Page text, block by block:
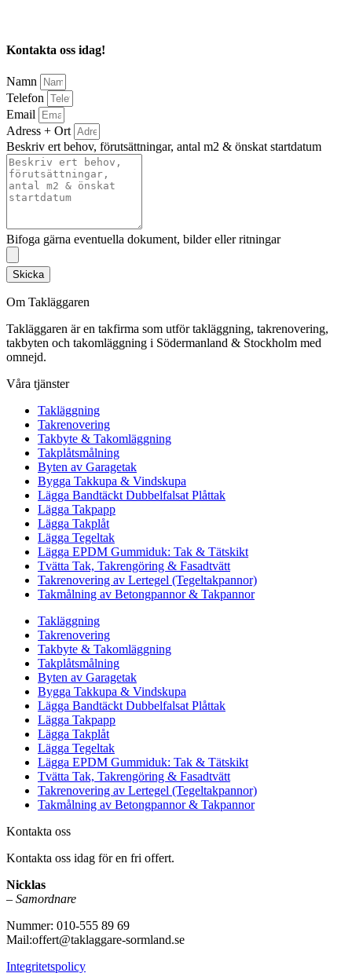
Kontakta oss idag!
Namn
Telefon
Email
Adress + Ort
Beskriv ert behov, förutsättningar, antal m2 & önskat startdatum
Bifoga gärna eventuella dokument, bilder eller ritningar
Skicka
Om Takläggaren
Takläggaren är en takfirma som utför takläggning, takrenovering,
takbyten och takomläggning i Södermanland & Stockholm med
omnejd.
Våra tjänster
Takläggning
Takrenovering
Takbyte & Takomläggning
Takplåtsmålning
Byten av Garagetak
Bygga Takkupa & Vindskupa
Lägga Bandtäckt Dubbelfalsat Plåttak
Lägga Takpapp
Lägga Takplåt
Lägga Tegeltak
Lägga EPDM Gummiduk: Tak & Tätskikt
Tvätta Tak, Takrengöring & Fasadtvätt
Takrenovering av Lertegel (Tegeltakpannor)
Takmålning av Betongpannor & Takpannor
Takläggning
Takrenovering
Takbyte & Takomläggning
Takplåtsmålning
Byten av Garagetak
Bygga Takkupa & Vindskupa
Lägga Bandtäckt Dubbelfalsat Plåttak
Lägga Takpapp
Lägga Takplåt
Lägga Tegeltak
Lägga EPDM Gummiduk: Tak & Tätskikt
Tvätta Tak, Takrengöring & Fasadtvätt
Takrenovering av Lertegel (Tegeltakpannor)
Takmålning av Betongpannor & Takpannor
Kontakta oss
Kontakta oss idag för en fri offert.
Nicklas
– Samordnare
Nummer: 010-555 89 69
Mail:offert@taklaggare-sormland.se
Integritetspolicy